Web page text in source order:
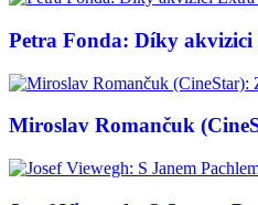
Petra Fonda: Díky akvizici
Miroslav Romančuk